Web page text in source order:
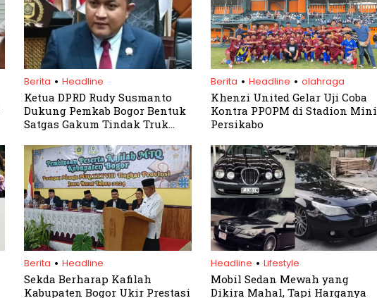
Berita . Headline
Ketua DPRD Rudy Susmanto
Dukung Pemkab Bogor Bentuk
Satgas Gakum Tindak Truk
Parungpanjang
Berita . Headline . olahraga
Khenzi United Gelar Uji Coba
Kontra PPOPM di Stadion Mini
Persikabo
Berita . Headline
Sekda Berharap Kafilah
Kabupaten Bogor Ukir Prestasi
Headline . Lifestyle
Mobil Sedan Mewah yang
Dikira Mahal, Tapi Harganya